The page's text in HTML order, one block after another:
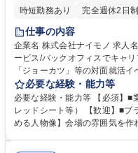
時短勤務あり
完全週休2日制
仕事の内容
企業名 株式会社ナイモノ 求人名 【イベント企画/運営】新卒就職の支援サ
ービス/バックオフィスでキャリアアップ 仕事の内容
「ジョーカツ」等の対面就活
～50名、企業6～8社規模のイ
参加確認などの事務～当日の現場管理
割】イベント全体の運営（司会
生のフォローや企業の採用サポ
必要な経験・能力等
必要な経験・能力等 【必須】
レッドシート等） 【歓迎】■ブ
める人物像】会場の雰囲気を作